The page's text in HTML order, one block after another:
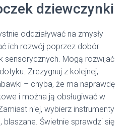
dziewczynki
oddziaływać na zmysły
ich rozwój poprzez dobór
sensorycznych. Mogą rozwijać
Zrezygnuj z kolejnej,
– chyba, że ma naprawdę
i można ją obsługiwać w
niej, wybierz instrumenty
blaszane. Świetnie sprawdzi się